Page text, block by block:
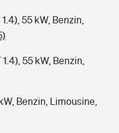
55 kW, Benzin,
55 kW, Benzin,
Benzin, Limousine,